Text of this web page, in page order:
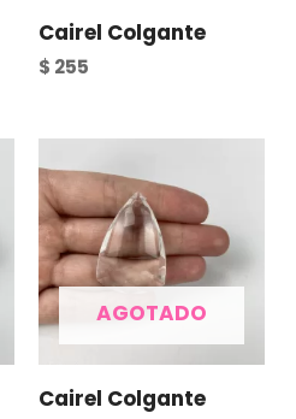
Cairel Colgante
$ 255
AGOTADO
Cairel Colgante